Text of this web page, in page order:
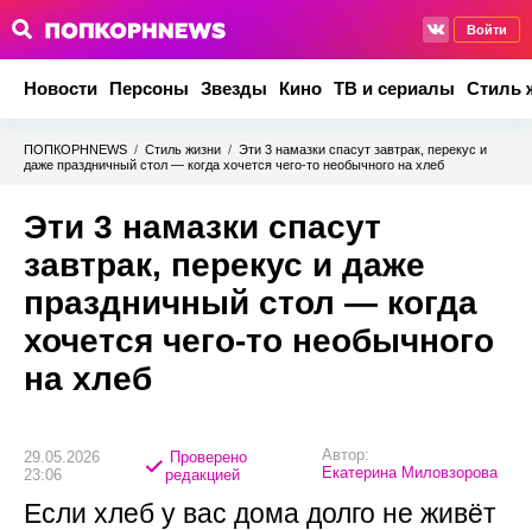
Войти
Новости Персоны Звезды Кино ТВ и сериалы Стиль
ПОПКОРНNEWS / Стиль жизни / Эти 3 намазки спасут завтрак, перекус и
даже праздничный стол — когда хочется чего-то необычного на хлеб
Эти 3 намазки спасут
завтрак, перекус и даже
праздничный стол — когда
хочется чего-то необычного
на хлеб
29.05.2026
23:06
Проверено
редакцией
Автор:
Екатерина Миловзорова
Если хлеб у вас дома долго не живёт